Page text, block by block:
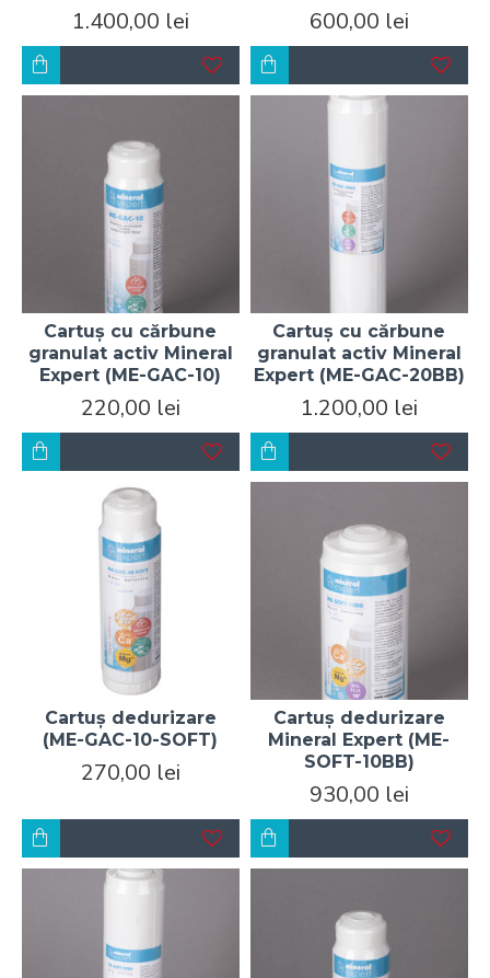
1.400,00 lei 600,00 lei
Cartuș cu cărbune
granulat activ Mineral
Expert (ME-GAC-10)
220,00 lei
Cartuș cu cărbune
granulat activ Mineral
Expert (ME-GAC-20BB)
1.200,00 lei
Cartuș dedurizare
(ME-GAC-10-SOFT)
270,00 lei
Cartuș dedurizare
Mineral Expert (ME-
SOFT-10BB)
930,00 lei